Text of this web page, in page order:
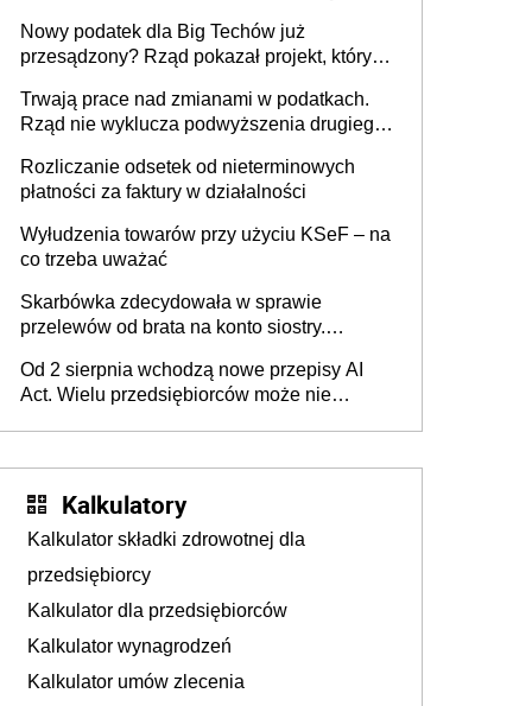
Nowy podatek dla Big Techów już
przesądzony? Rząd pokazał projekt, który
Trwają prace nad zmianami w podatkach.
Rząd nie wyklucza podwyższenia drugiego
Rozliczanie odsetek od nieterminowych
płatności za faktury w działalności
Wyłudzenia towarów przy użyciu KSeF – na
co trzeba uważać
Skarbówka zdecydowała w sprawie
przelewów od brata na konto siostry.
darowizna, ale podatku jednak nie będzie
Od 2 sierpnia wchodzą nowe przepisy AI
Act. Wielu przedsiębiorców może nie
Kalkulatory
Kalkulator składki zdrowotnej dla
przedsiębiorcy
Kalkulator dla przedsiębiorców
Kalkulator wynagrodzeń
Kalkulator umów zlecenia